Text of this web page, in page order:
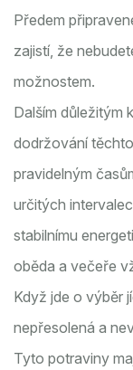
Předem
zajistí, že
možnostem.
Dalším důležitým
dodržování
pravidelným
určitých
stabilnímu
oběda a večeře
Když jde o výběr
nepřesolená a
Tyto potraviny